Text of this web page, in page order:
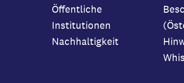
Öffentliche
Institutionen
Nachhaltigkeit